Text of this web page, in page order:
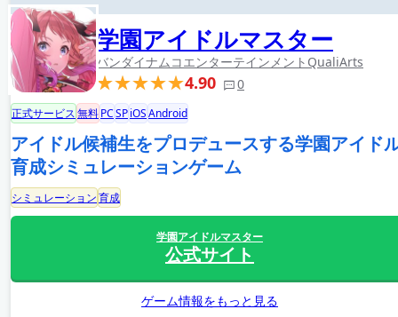
学園アイドルマスター
バンダイナムコエンターテインメント QualiArts
4.90 0
正式サービス無料PCSPiOSAndroid
アイドル候補生をプロデュースする学園アイド
育成シミュレーションゲーム
シミュレーション育成
学園アイドルマスター
公式サイト
ゲーム情報をもっと見る